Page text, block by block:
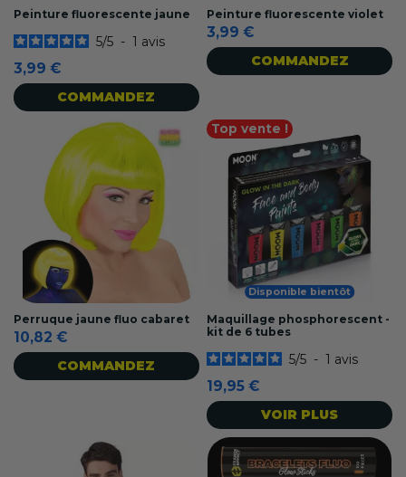
Peinture fluorescente jaune
5/5 - 1 avis
3,99 €
COMMANDEZ
Peinture fluorescente violet
3,99 €
COMMANDEZ
Perruque jaune fluo cabaret
10,82 €
COMMANDEZ
Top vente !
Disponible bientôt
Maquillage phosphorescent -
kit de 6 tubes
5/5 - 1 avis
19,95 €
VOIR PLUS